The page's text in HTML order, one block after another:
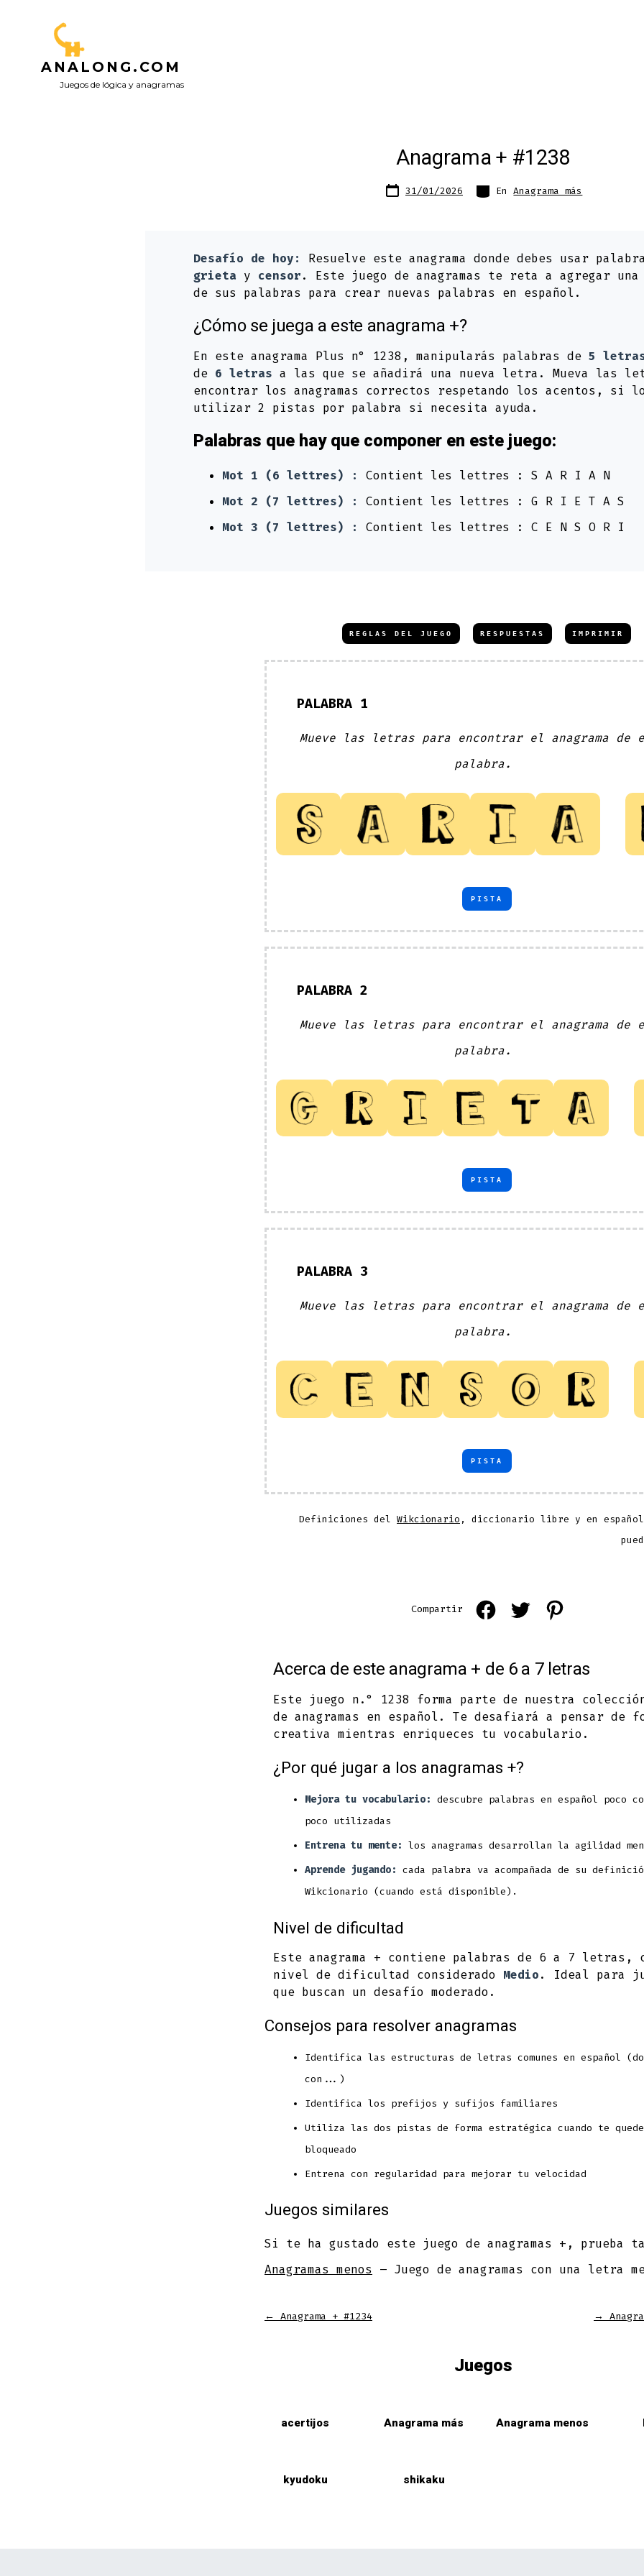
ANALONG.COM
Juegos de lógica y anagramas
Anagrama + #1238
Fecha
de 31/01/2026 Categorías
EnAnagrama más
Desafío de hoy:
Resuelve este anagrama donde debes usar
grieta y censor. Este juego de anagramas te reta a agregar
de sus palabras para crear nuevas palabras en español.
¿Cómo se juega a este anagrama +?
En este anagrama Plus n° 1238, manipularás palabras de 5
de 6 letras a las que se añadirá una nueva letra. Mueva las
encontrar los anagramas correctos respetando los acentos, si
utilizar 2 pistas por palabra si necesita ayuda.
Palabras que hay que componer en este juego:
Mot 1 (6 lettres) :
Contient les lettres : S A R I A N
Mot 2 (7 lettres) :
Contient les lettres : G R I E T A S
Mot 3 (7 lettres) :
Contient les lettres : C E N S O R I
REGLAS DEL JUEGO RESPUESTAS IMPRIMIR
PALABRA 1
Mueve las letras para encontrar el anagrama de
palabra.
PISTA
PALABRA 2
Mueve las letras para encontrar el anagrama de
palabra.
PISTA
PALABRA 3
Mueve las letras para encontrar el anagrama de
palabra.
PISTA
Definiciones del Wikcionario , diccionario libre y en español
Compartir
Open
a
new
tab
Open
new
tab
a
new
tab
Acerca de este anagrama + de 6 a 7 letras
Este juego n.° 1238 forma parte de nuestra
de anagramas en español. Te desafiará a pensar de
creativa mientras enriqueces tu vocabulario.
¿Por qué jugar a los anagramas +?
Mejora tu vocabulario: descubre palabras en español poco
poco utilizadas
Entrena tu mente: los anagramas desarrollan la agilidad
Aprende jugando: cada palabra va acompañada de su
Wikcionario (cuando está disponible).
Nivel de dificultad
Este anagrama + contiene palabras de 6 a 7 letras,
nivel de dificultad considerado Medio. Ideal para
que buscan un desafío moderado.
Consejos para resolver anagramas
Identifica las estructuras de letras comunes en español
con...)
Identifica los prefijos y sufijos familiares
Utiliza las dos pistas de forma estratégica cuando te
bloqueado
Entrena con regularidad para mejorar tu velocidad
Juegos similares
Si te ha gustado este juego de anagramas +, prueba
Anagramas menos – Juego de anagramas con una letra
← Anagrama + #1234 →
Juegos
acertijos Anagrama más Anagrama menos
kyudoku shikaku